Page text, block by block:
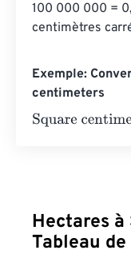
100 000 000 =
centimètres
Exemple:
centimeters
Square
Hectares
Tableau